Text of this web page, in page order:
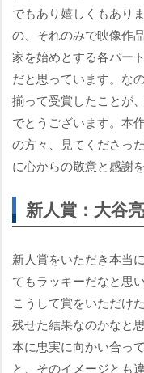
でもあり嬉しくもあり
の、それのみで映像作
家を始めとする各パー
だと思っています。な
揃って受賞したことが
でとうございます。本
の方々、見てくださっ
に心からの敬意と感謝
新人賞：大谷
新人賞をいただき本当
てもラッキーだなと思
こうして賞をいただけ
残せた結果なのかなと
本に忠実に向かい合っ
と、そのイメージとも